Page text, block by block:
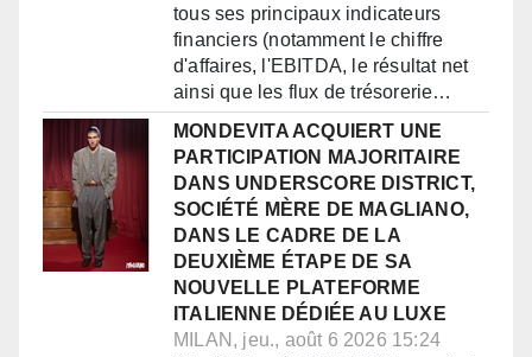
tous ses principaux indicateurs
financiers (notamment le chiffre
d'affaires, l'EBITDA, le résultat net
ainsi que les flux de trésorerie…
MONDEVITA ACQUIERT UNE
PARTICIPATION MAJORITAIRE
DANS UNDERSCORE DISTRICT,
SOCIÉTÉ MÈRE DE MAGLIANO,
DANS LE CADRE DE LA
DEUXIÈME ÉTAPE DE SA
NOUVELLE PLATEFORME
ITALIENNE DÉDIÉE AU LUXE
MILAN, jeu., août 6 2026 15:24